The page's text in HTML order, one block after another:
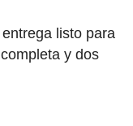
listo para
y dos